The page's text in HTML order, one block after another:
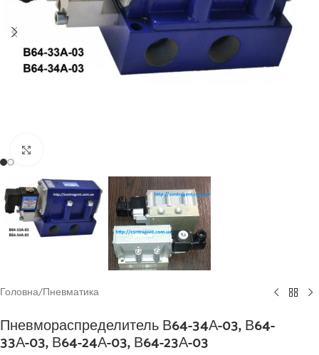
Головна/Пневматика
Пневмораспределитель В64-34А-03, В64-
33А-03, В64-24А-03, В64-23А-03